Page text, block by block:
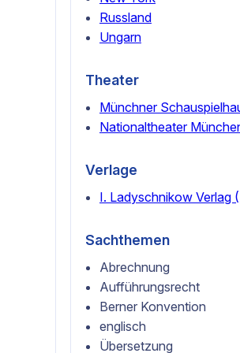
Russland
Ungarn
Theater
Münchner
Nationaltheater
Verlage
I. Ladyschnikow Verlag
Sachthemen
Abrechnung
Aufführungsrecht
Berner Konvention
englisch
Übersetzung